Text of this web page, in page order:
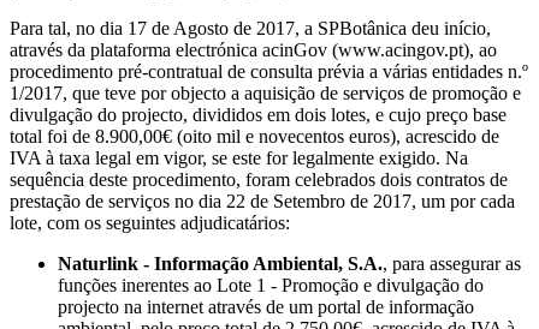
Para tal, no dia 17 de Agosto de 2017, a SPBotânica deu início,
através da plataforma electrónica acinGov (www.acingov.pt), ao
procedimento pré-contratual de consulta prévia a várias entidades n.º
1/2017, que teve por objecto a aquisição de serviços de promoção e
divulgação do projecto, divididos em dois lotes, e cujo preço base
total foi de 8.900,00€ (oito mil e novecentos euros), acrescido de
IVA à taxa legal em vigor, se este for legalmente exigido. Na
sequência deste procedimento, foram celebrados dois contratos de
prestação de serviços no dia 22 de Setembro de 2017, um por cada
lote, com os seguintes adjudicatários:
Naturlink - Informação Ambiental, S.A., para assegurar as
funções inerentes ao Lote 1 - Promoção e divulgação do
projecto na internet através de um portal de informação